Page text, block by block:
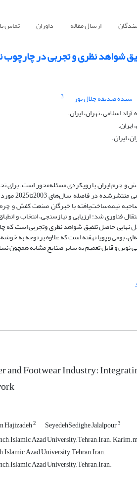
ارسال مقاله داوران تماس
شواهد نظری و تجربی در چارچوب
سیده صدیقه جلال پور
3
اسلامی، تهران، ایران.
ایران.
چرم ایران با رویکردی مسئله‌محور است. برای
شد. در
استخراج شدند. در ادامه، داده‌های تجربی از طریق ۱۸ مصاحبه
فناوری شد: ارزیابی و نیازسنجی، انتخاب و
حاصل تلفیق شواهد نظری وتجربی است که
بومی و پویا نهفته است که علاوه بر توجه به
نوین و قابل تعمیم به سایر صنایع مشابه
and Footwear Industry:
Hajizadeh2 SeyedehSedighe Jalalpour3
Islamic Azad University, Tehran, Iran.
Islamic Azad University, Tehran, Iran.
Islamic Azad University, Tehran, Iran.